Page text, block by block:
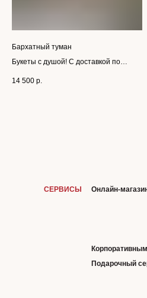
Бархатный туман
Букеты с душой! С доставкой по
14 500 р.
СЕРВИСЫ Онлайн-
Подарочный